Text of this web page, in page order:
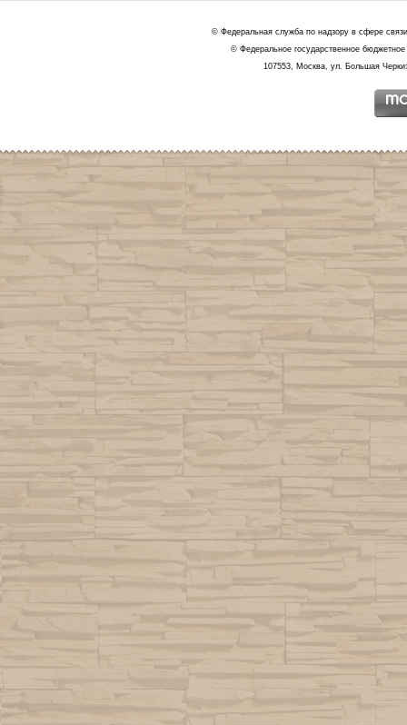
© Федеральная служба по надзору в сфере
© Федеральное государственное
107553, Москва, ул. Большая